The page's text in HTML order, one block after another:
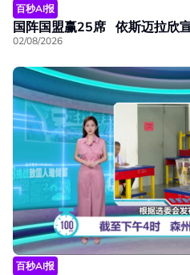
百秒AI报
国阵国盟赢25席 依斯迈拉欣
02/08/2026
百秒AI报